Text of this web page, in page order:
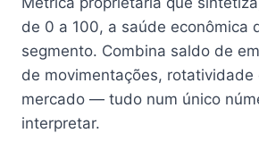
de 0 a 100, a saúde econômica
segmento. Combina saldo de
de movimentações, rotatividade
mercado — tudo num único
interpretar.